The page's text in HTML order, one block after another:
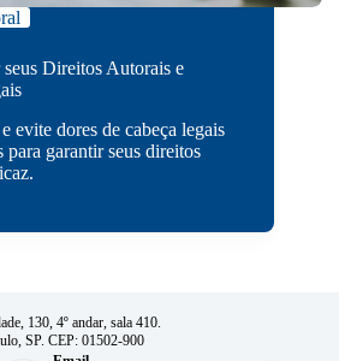
Direitos Autorais e
evite dores de cabeça legais
para garantir seus direitos
130, 4º andar, sala 410.
SP. CEP: 01502-900